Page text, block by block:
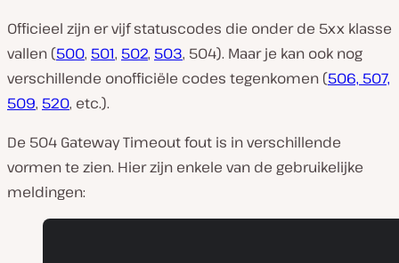
Officieel zijn er vijf statuscodes die onder de 5xx klasse
vallen (500, 501, 502, 503, 504). Maar je kan ook nog
verschillende onofficiële codes tegenkomen (506, 507,
509, 520, etc.).
De 504 Gateway Timeout fout is in verschillende
vormen te zien. Hier zijn enkele van de gebruikelijke
meldingen: